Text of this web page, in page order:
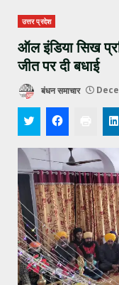
उत्तर प्रदेश
ऑल इंडिया सिख
जीत पर दी बधाई
बंधन समाचार